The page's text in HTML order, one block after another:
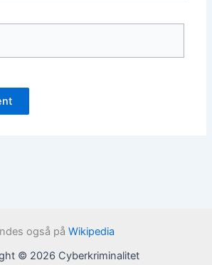
også på Wikipedia
© 2026 Cyberkriminalitet